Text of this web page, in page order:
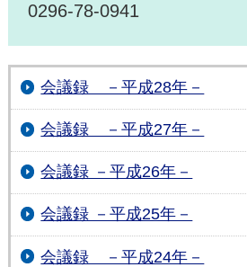
0296-78-0941
会議録 －平成28年－
会議録 －平成27年－
会議録 －平成26年－
会議録 －平成25年－
会議録 －平成24年－